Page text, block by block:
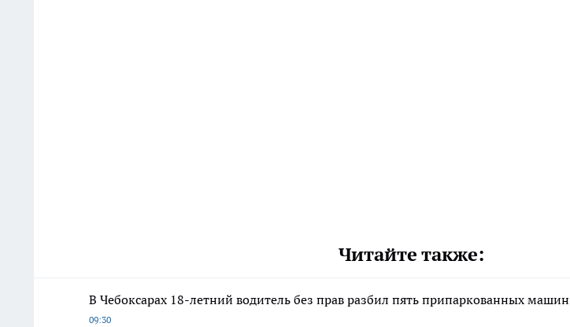
Читайте также:
В Чебоксарах 18-летний водитель без прав разбил пять припаркованных машин
09:30